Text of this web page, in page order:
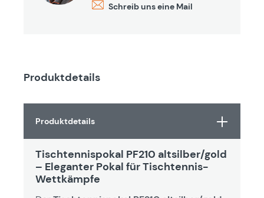
Schreib uns eine Mail
Produktdetails
Produktdetails
Tischtennispokal PF210 altsilber/gold
– Eleganter Pokal für Tischtennis-
Wettkämpfe